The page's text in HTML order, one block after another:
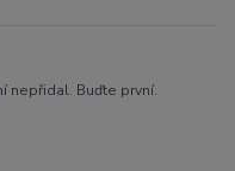
nepřidal. Buďte první.